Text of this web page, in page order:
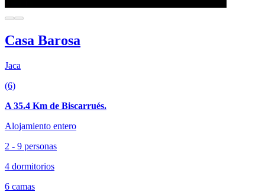
Casa Barosa
Jaca
(6)
A 35.4 Km de Biscarrués.
Alojamiento entero
2 - 9 personas
4 dormitorios
6 camas